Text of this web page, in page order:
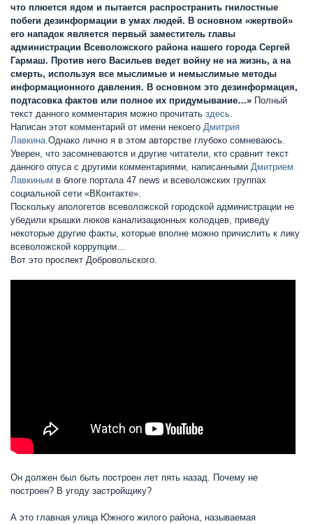
что плюется ядом и пытается распространить гнилостные
побеги дезинформации в умах людей. В основном «жертвой»
его нападок является первый заместитель главы
администрации Всеволожского района нашего города Сергей
Гармаш. Против него Васильев ведет войну не на жизнь, а на
смерть, используя все мыслимые и немыслимые методы
информационного давления. В основном это дезинформация,
подтасовка фактов или полное их придумывание…» Полный
текст данного комментария можно прочитать здесь.
Написан этот комментарий от имени некоего Дмитрия
Лавкина.Однако лично я в этом авторстве глубоко сомневаюсь.
Уверен, что засомневаются и другие читатели, кто сравнит текст
данного опуса с другими комментариями, написанными Дмитрием
Лавкиным в блоге портала 47 news и всеволожских группах
социальной сети «ВКонтакте».
Поскольку апологетов всеволожской городской администрации не
убедили крышки люков канализационных колодцев, приведу
некоторые другие факты, которые вполне можно причислить к лику
всеволожской коррупции…
Вот это проспект Добровольского.
Он должен был быть построен лет пять назад. Почему не
построен? В угоду застройщику?
А это главная улица Южного жилого района, называемая